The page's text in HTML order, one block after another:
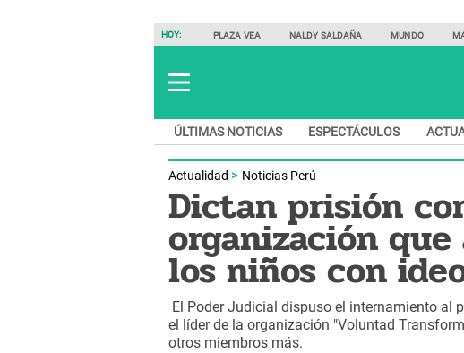
HOY: PLAZA VEA NALDY SALDAÑA MUNDO
ÚLTIMAS NOTICIAS ESPECTÁCULOS
Actualidad Noticias Perú
Dictan prisión
organización
los niños con
El Poder Judicial dispuso el internamiento al
el líder de la organización "Voluntad
otros miembros más.